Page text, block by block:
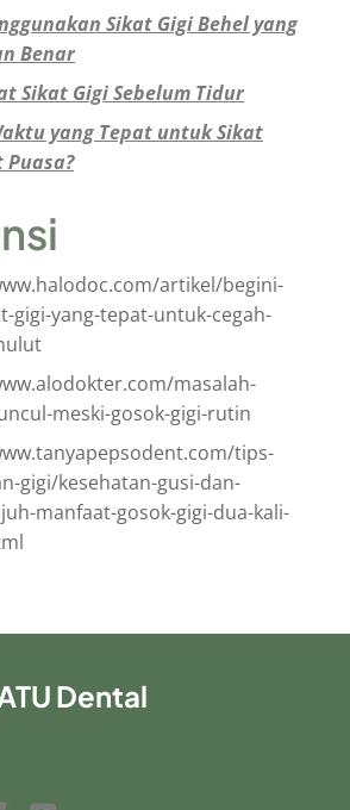
Sikat Gigi Behel yang
Benar
Sikat Gigi Sebelum Tidur
yang Tepat untuk Sikat
Puasa?
artikel/begini-
gigi-yang-tepat-untuk-cegah-
masalah-
meski-gosok-gigi-rutin
tips-
gigi/kesehatan-gusi-dan-
manfaat-gosok-gigi-dua-kali-
Dental